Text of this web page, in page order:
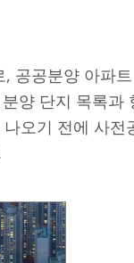
공공분양 아파
양 단지 목록
오기 전에 사전